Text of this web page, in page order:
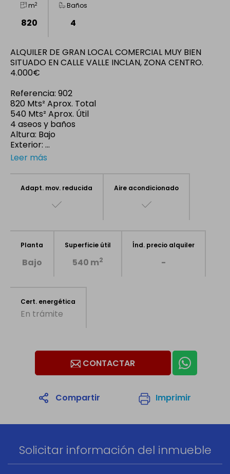
m2
820
Baños
4
ALQUILER DE GRAN LOCAL COMERCIAL MUY BIEN
SITUADO EN CALLE VALLE INCLAN, ZONA CENTRO.
4.000€
Referencia: 902
820 Mts² Aprox. Total
540 Mts² Aprox. Útil
4 aseos y baños
Altura: Bajo
Exterior: ...
Leer más
Adapt. mov. reducida Aire acondicionado
Planta
Bajo
Superficie útil
540 m2
Índ. precio alquiler
-
Cert. energética
En trámite
CONTACTAR
Compartir Imprimir
Solicitar información del inmueble